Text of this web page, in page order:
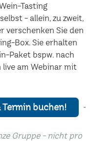
Tasting
- allein, zu zweit,
verschenken Sie den
Box. Sie erhalten
Paket bspw. nach
am Webinar mit
buchen!
Gruppe - nicht pro